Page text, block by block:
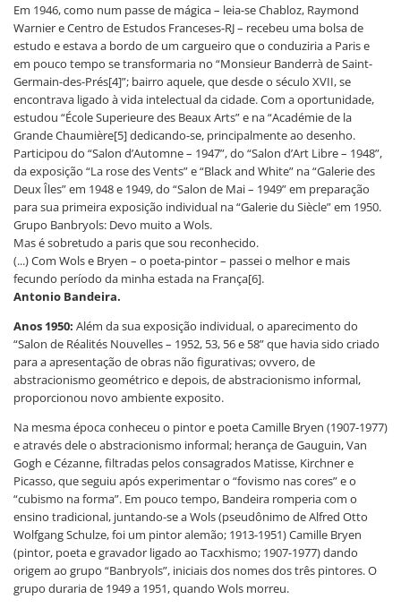
Em 1946, como num passe de mágica – leia-se Chabloz, Raymond
Warnier e Centro de Estudos Franceses-RJ – recebeu uma bolsa de
estudo e estava a bordo de um cargueiro que o conduziria a Paris e
em pouco tempo se transformaria no “Monsieur Banderrà de Saint-
Germain-des-Prés[4]”; bairro aquele, que desde o século XVII, se
encontrava ligado à vida intelectual da cidade. Com a oportunidade,
estudou “École Superieure des Beaux Arts” e na “Académie de la
Grande Chaumière[5] dedicando-se, principalmente ao desenho.
Participou do “Salon d’Automne – 1947”, do “Salon d’Art Libre – 1948”,
da exposição “La rose des Vents” e “Black and White” na “Galerie des
Deux Îles” em 1948 e 1949, do “Salon de Mai – 1949” em preparação
para sua primeira exposição individual na “Galerie du Siècle” em 1950.
Grupo Banbryols: Devo muito a Wols.
Mas é sobretudo a paris que sou reconhecido.
(...) Com Wols e Bryen – o poeta-pintor – passei o melhor e mais
fecundo período da minha estada na França[6].
Antonio Bandeira.
Anos 1950: Além da sua exposição individual, o aparecimento do
“Salon de Réalités Nouvelles – 1952, 53, 56 e 58” que havia sido criado
para a apresentação de obras não figurativas; ovvero, de
abstracionismo geométrico e depois, de abstracionismo informal,
proporcionou novo ambiente exposito.
Na mesma época conheceu o pintor e poeta Camille Bryen (1907-1977)
e através dele o abstracionismo informal; herança de Gauguin, Van
Gogh e Cézanne, filtradas pelos consagrados Matisse, Kirchner e
Picasso, que seguiu após experimentar o “fovismo nas cores” e o
“cubismo na forma”. Em pouco tempo, Bandeira romperia com o
ensino tradicional, juntando-se a Wols (pseudônimo de Alfred Otto
Wolfgang Schulze, foi um pintor alemão; 1913-1951) Camille Bryen
(pintor, poeta e gravador ligado ao Tacxhismo; 1907-1977) dando
origem ao grupo “Banbryols”, iniciais dos nomes dos três pintores. O
grupo duraria de 1949 a 1951, quando Wols morreu.